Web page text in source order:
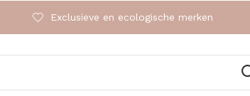
Exclusieve en ecologische merken